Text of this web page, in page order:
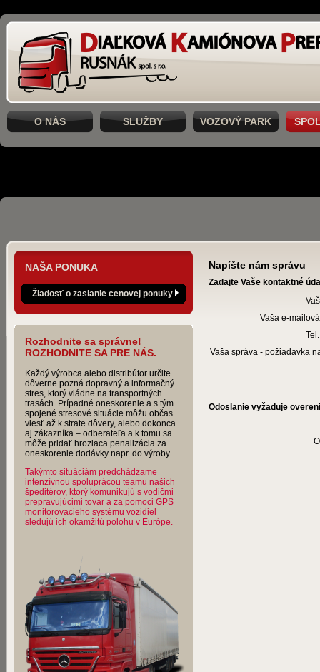
O NÁS SLUŽBY VOZOVÝ PARK
NAŠA PONUKA
Žiadosť o zaslanie cenovej ponuky
Rozhodnite sa správne!
ROZHODNITE SA PRE NÁS.
Každý výrobca alebo distribútor určite
dôverne pozná dopravný a informačný
stres, ktorý vládne na transportných
trasách. Prípadné oneskorenie a s tým
spojené stresové situácie môžu občas
viesť až k strate dôvery, alebo dokonca
aj zákazníka – odberateľa a k tomu sa
môže pridať hroziaca penalizácia za
oneskorenie dodávky napr. do výroby.
Takýmto situáciám predchádzame
intenzívnou spoluprácou teamu našich
špeditérov, ktorý komunikujú s vodičmi
prepravujúcimi tovar a za pomoci GPS
monitorovacieho systému vozidiel
sledujú ich okamžitú polohu v Európe.
Napíšte nám správu
Zadajte Vaše kontaktné
Vaša e-
Vaša správa - požiadavka
Odoslanie vyžaduje